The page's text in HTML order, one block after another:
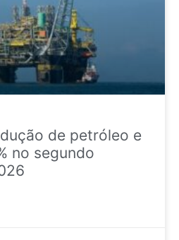
de petróleo e
no segundo